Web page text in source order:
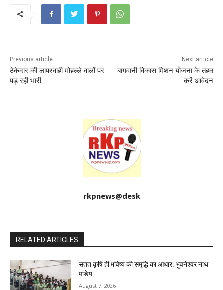
k
A
p
st
Previous article
ठेकेदार की लापरवाही मोहल्ले वालों पर
पड़ रही भारी
Next article
बागवानी विकास मिशन योजना के तहत
करें आवेदन
rkpnews@desk
RELATED ARTICLES
सतत कृषि ही भविष्य की समृद्धि का आधार: भुवनेश्वर नाथ
पांडेय
August 7, 2026